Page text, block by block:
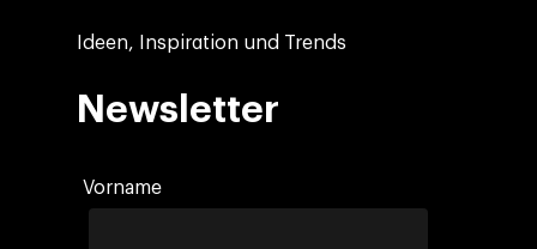
Ideen, Inspiration und Trends
Newsletter
Vorname